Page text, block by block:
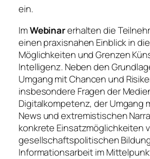
ein.
ImWebinarerhalten die
einen praxisnahen Einblick in die
Möglichkeiten und Grenzen
Intelligenz. Neben den
Umgang mit Chancen und
insbesondere Fragen der
Digitalkompetenz, der Umgang
News und extremistischen
konkrete Einsatzmöglichkeiten
gesellschaftspolitischen
Informationsarbeit im